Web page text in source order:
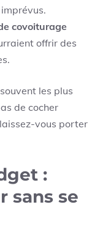
covoiturage
offrir des
les plus
de cocher
vous porter
:
sans se